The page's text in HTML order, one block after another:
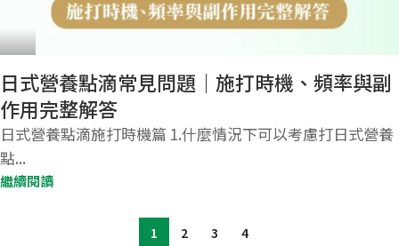
日式營養點滴常見問題｜施打時機、頻率與副
作用完整解答
日式營養點滴施打時機篇 1.什麼情況下可以考慮打日式營養
點...
繼續閱讀
1 2 3 4